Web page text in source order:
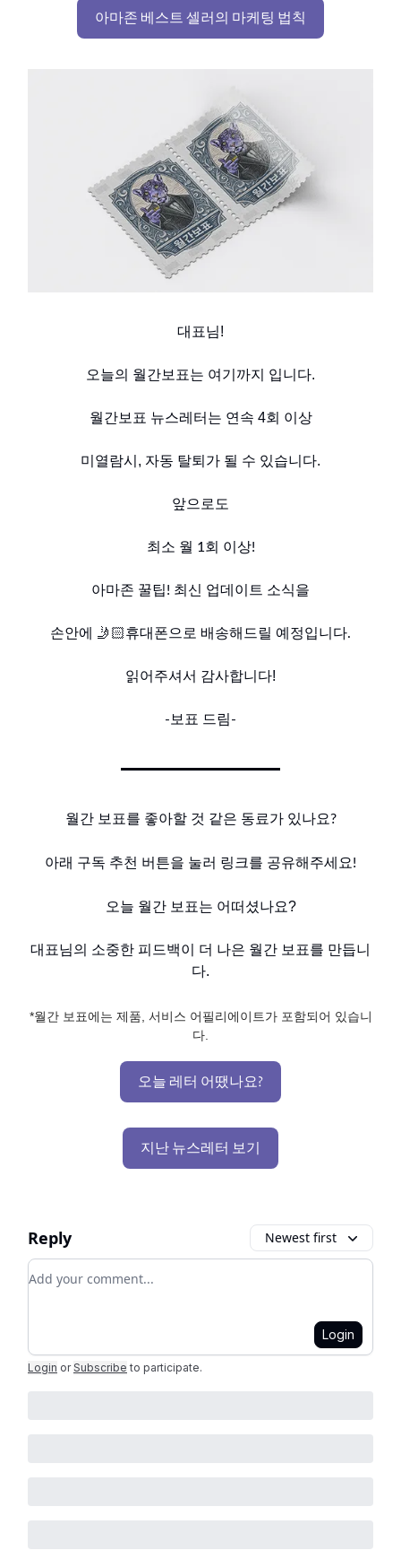
아마존 베스트 셀러의 마케팅 법칙
대표님!
오늘의 월간보표는 여기까지 입니다.
월간보표 뉴스레터는 연속 4회 이상
미열람시, 자동 탈퇴가 될 수 있습니다.
앞으로도
최소 월 1회 이상!
아마존 꿀팁! 최신 업데이트 소식을
손안에 🤳🏻휴대폰으로 배송해드릴 예정입니다.
읽어주셔서 감사합니다!
-보표 드림-
월간 보표를 좋아할 것 같은 동료가 있나요?
아래 구독 추천 버튼을 눌러 링크를 공유해주세요!
오늘 월간 보표는 어떠셨나요?
대표님의 소중한 피드백이 더 나은 월간 보표를 만듭니
다.
*월간 보표에는 제품, 서비스 어필리에이트가 포함되어 있습니
다.
오늘 레터 어땠나요?
지난 뉴스레터 보기
Reply Newest first
Add your comment
Login
Login or Subscribe to participate.